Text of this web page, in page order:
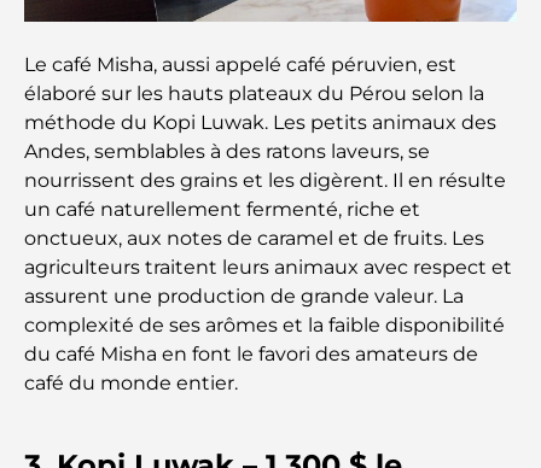
Découvrez la promenade de Palm Jumeirah : une
panoramas.
Meilleurs quartiers où vivre en famille à Dubaï :
découvrez les meilleures options
Hôtels 5 étoiles à Dubaï : un luxe inégalé pour
chaque voyageur
Que faire dans le centre-ville de Dubaï : votre
guide ultime
Les meilleurs iftars à Dubaï : 7 adresses
Le café Misha, aussi appelé café péruvien, est
élaboré sur les hauts plateaux du Pérou selon la
méthode du Kopi Luwak. Les petits animaux des
Andes, semblables à des ratons laveurs, se
nourrissent des grains et les digèrent. Il en résulte
un café naturellement fermenté, riche et
onctueux, aux notes de caramel et de fruits. Les
agriculteurs traitent leurs animaux avec respect et
assurent une production de grande valeur. La
complexité de ses arômes et la faible disponibilité
du café Misha en font le favori des amateurs de
café du monde entier.